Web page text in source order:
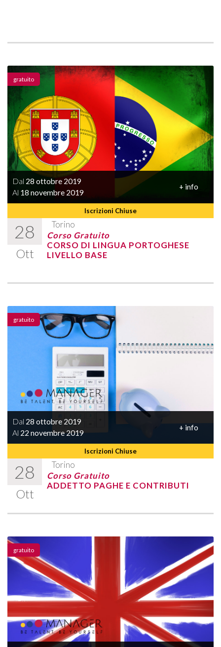
Iscrizioni Chiuse
Dal 28 ottobre 2019
Al 18 novembre 2019
+ info
28
Ott
Torino
gratuito
Corso Gratuito
CORSO DI LINGUA PORTOGHESE
LIVELLO BASE
Iscrizioni Chiuse
Dal 28 ottobre 2019
Al 22 novembre 2019
+ info
28
Ott
Torino
gratuito
Corso Gratuito
ADDETTO PAGHE E CONTRIBUTI
gratuito